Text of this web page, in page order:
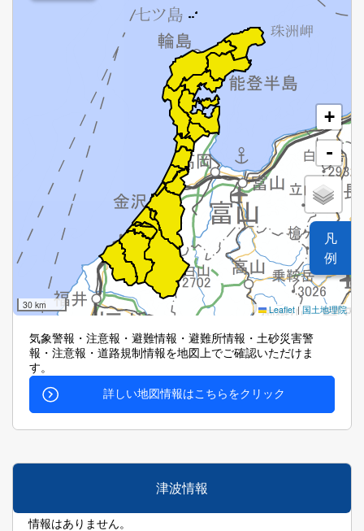
凡
例
+
-
30 km Leaflet | 国土地理院
気象警報・注意報・避難情報・避難所情報・土砂災害警
報・注意報・道路規制情報を地図上でご確認いただけま
す。
詳しい地図情報はこちらをクリック
津波情報
情報はありません。